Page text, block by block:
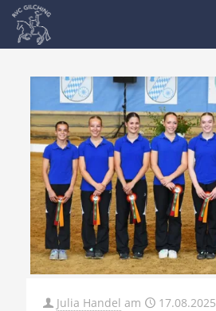
Julia Handel am 17.08.2025